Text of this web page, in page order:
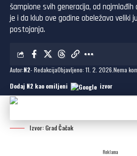
šampione svih generacija, od
je i da klub ove godine obeležava veliki
postojanja.
Autor:N2- RedakcijaObjavljeno: 11. 2. 2026. Nema
Dodaj N2 kao omiljeni izvor
Izvor: Grad Čačak
Reklama